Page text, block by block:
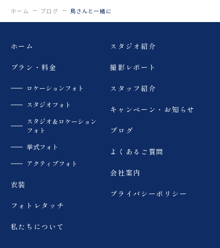
ホーム ブログ 鳥さんと一緒に
ホーム
プラン・料金
ロケーションフォト
スタジオフォト
スタジオ＆ロケーション
フォト
挙式フォト
アクティブフォト
衣装
フォトレタッチ
私たちについて
スタジオ紹介
撮影レポート
スタッフ紹介
キャンペーン・お知らせ
ブログ
よくあるご質問
会社案内
プライバシーポリシー